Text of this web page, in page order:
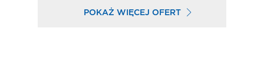
POKAŻ WIĘCEJ OFERT